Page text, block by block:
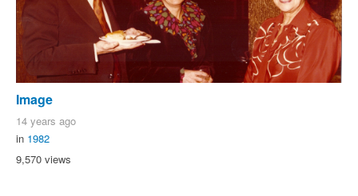
Image
14 years ago
in 1982
9,570 views